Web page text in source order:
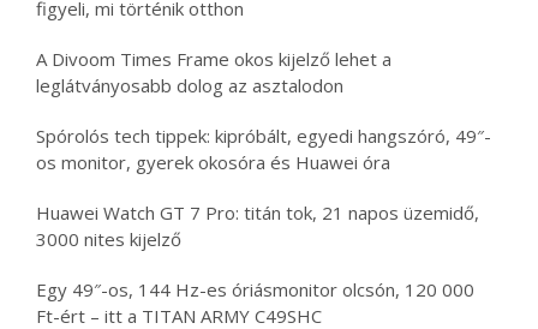
figyeli, mi történik otthon
A Divoom Times Frame okos kijelző lehet a
leglátványosabb dolog az asztalodon
Spórolós tech tippek: kipróbált, egyedi hangszóró, 49″-
os monitor, gyerek okosóra és Huawei óra
Huawei Watch GT 7 Pro: titán tok, 21 napos üzemidő,
3000 nites kijelző
Egy 49″-os, 144 Hz-es óriásmonitor olcsón, 120 000
Ft-ért – itt a TITAN ARMY C49SHC